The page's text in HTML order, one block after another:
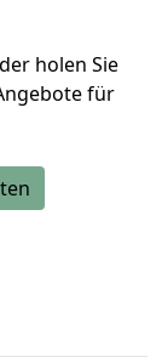
holen Sie
für